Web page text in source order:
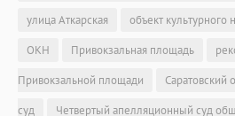
улица Аткарская
объект культурного
ОКН
Привокзальная площадь
Привокзальной площади
Саратовский
суд
Четвертый апелляционный суд